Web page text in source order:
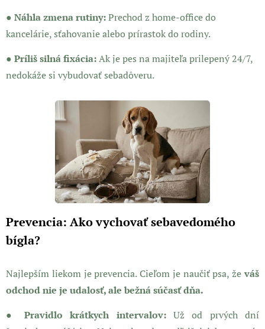
● Náhla zmena rutiny:Prechod z home-office do
kancelárie, sťahovanie alebo prírastok do rodiny.
● Príliš silná fixácia:Ak je pes na majiteľa prilepený 24/7,
nedokáže si vybudovať sebadôveru.
Prevencia: Ako vychovať sebavedomého
bígla?
Najlepším liekom je prevencia. Cieľom je naučiť psa, ževáš
odchod nie je udalosť, ale bežná súčasť dňa.
● Pravidlo krátkych intervalov:Už od prvých dní